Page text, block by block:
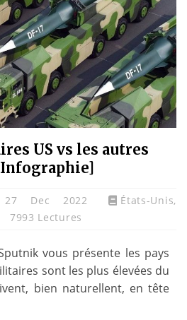
Bénin
Aliko
US vs les autres
Dec 2022 États-Unis,
7993 Lectures
vous présente les pays
sont les plus élevées du
bien naturellent, en tête